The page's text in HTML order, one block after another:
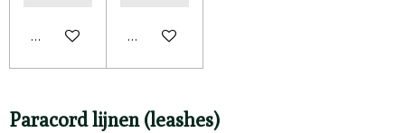
Bekijk detailsBekijk details
Paracord lijnen (leashes)